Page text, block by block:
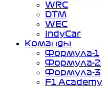
WRC
DTM
WEC
IndyCar
Команды
Формула-1
Формула-2
Формула-3
F1 Academy